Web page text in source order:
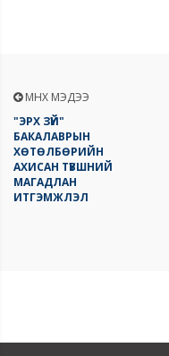
ӨМНӨХ МЭДЭЭ
"ЭРХ ЗҮЙ"
БАКАЛАВРЫН
ХӨТӨЛБӨРИЙН
АХИСАН ТҮВШНИЙ
МАГАДЛАН
ИТГЭМЖЛЭЛ